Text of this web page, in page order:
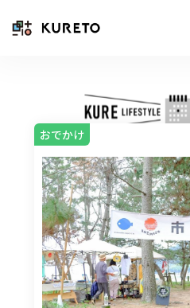
おでかけ